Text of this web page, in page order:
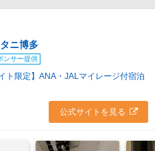
ニ博多
ンサー提供
ト限定】ANA・JALマイレージ付宿泊
公式サイトを見る